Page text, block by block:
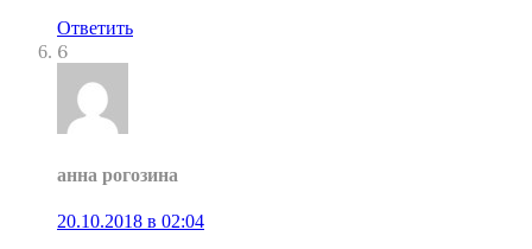
Ответить
6
анна рогозина
20.10.2018 в 02:04